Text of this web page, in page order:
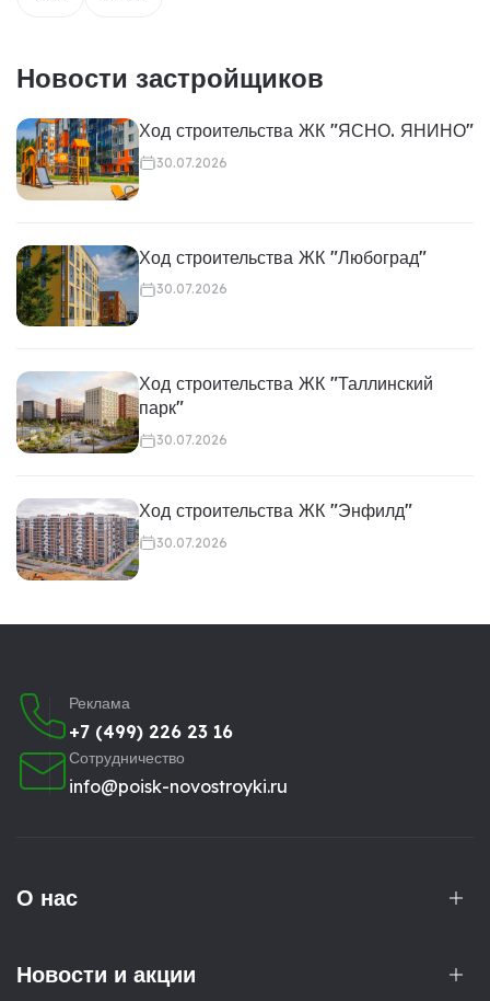
Новости застройщиков
Ход строительства ЖК "ЯСНО. ЯНИНО"
30.07.2026
Ход строительства ЖК "Любоград"
30.07.2026
Ход строительства ЖК "Таллинский
парк"
30.07.2026
Ход строительства ЖК "Энфилд"
30.07.2026
Реклама
+7 (499) 226 23 16
Сотрудничество
info@poisk-novostroyki.ru
О нас
Новости и акции